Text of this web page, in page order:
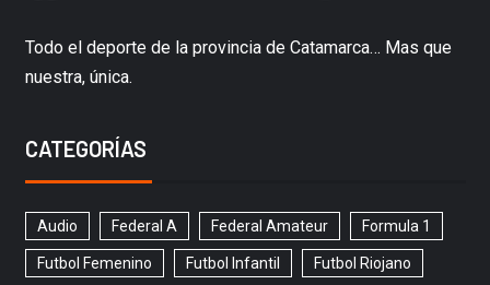
Todo el deporte de la provincia de Catamarca… Mas que
nuestra, única.
CATEGORÍAS
Audio Federal A Federal Amateur Formula 1
Futbol Femenino Futbol Infantil Futbol Riojano